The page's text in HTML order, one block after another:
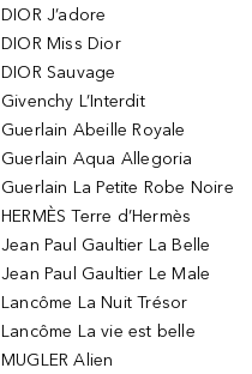
DIOR J’adore
DIOR Miss Dior
DIOR Sauvage
Givenchy L’Interdit
Guerlain Abeille Royale
Guerlain Aqua Allegoria
Guerlain La Petite Robe Noire
HERMÈS Terre d’Hermès
Jean Paul Gaultier La Belle
Jean Paul Gaultier Le Male
Lancôme La Nuit Trésor
Lancôme La vie est belle
MUGLER Alien